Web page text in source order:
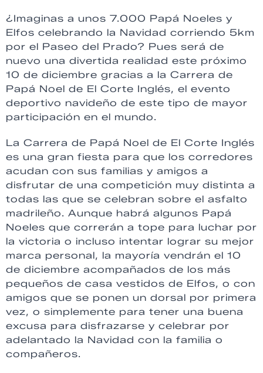
¿Imaginas a unos 7.000 Papá Noeles y
Elfos celebrando la Navidad corriendo 5km
por el Paseo del Prado? Pues será de
nuevo una divertida realidad este próximo
10 de diciembre gracias a la Carrera de
Papá Noel de El Corte Inglés, el evento
deportivo navideño de este tipo de mayor
participación en el mundo.
La Carrera de Papá Noel de El Corte Inglés
es una gran fiesta para que los corredores
acudan con sus familias y amigos a
disfrutar de una competición muy distinta a
todas las que se celebran sobre el asfalto
madrileño. Aunque habrá algunos Papá
Noeles que correrán a tope para luchar por
la victoria o incluso intentar lograr su mejor
marca personal, la mayoría vendrán el 10
de diciembre acompañados de los más
pequeños de casa vestidos de Elfos, o con
amigos que se ponen un dorsal por primera
vez, o simplemente para tener una buena
excusa para disfrazarse y celebrar por
adelantado la Navidad con la familia o
compañeros.